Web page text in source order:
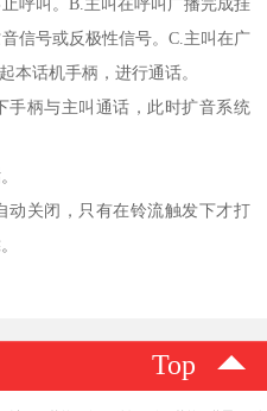
信号或反极性信号。C.主叫在广
本话机手柄，进行通话。
手柄与主叫通话，此时扩音系统
动关闭，只有在铃流触发下才打
Top